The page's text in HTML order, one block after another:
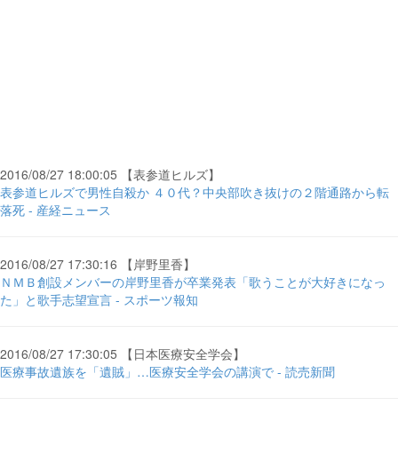
2016/08/27 18:00:05 【表参道ヒルズ】
表参道ヒルズで男性自殺か ４０代？中央部吹き抜けの２階通路から転
落死 - 産経ニュース
2016/08/27 17:30:16 【岸野里香】
ＮＭＢ創設メンバーの岸野里香が卒業発表「歌うことが大好きになっ
た」と歌手志望宣言 - スポーツ報知
2016/08/27 17:30:05 【日本医療安全学会】
医療事故遺族を「遺賊」…医療安全学会の講演で - 読売新聞